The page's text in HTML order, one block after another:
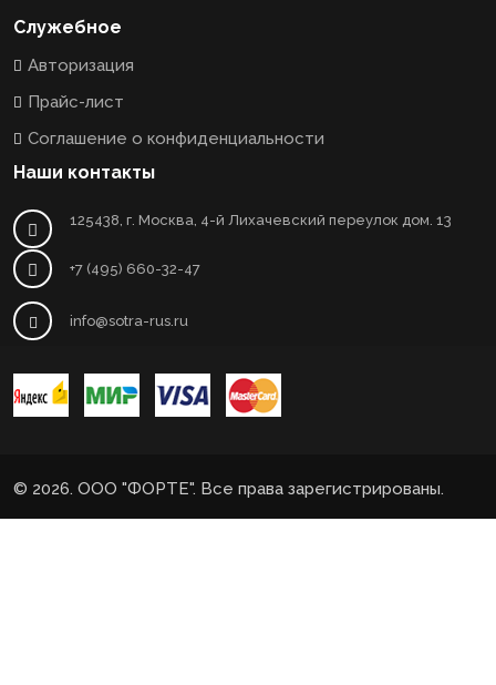
Служебное
Авторизация
Прайс-лист
Соглашение о конфиденциальности
Наши контакты
125438, г. Москва, 4-й Лихачевский переулок дом. 13
+7 (495) 660-32-47
info@sotra-rus.ru
© 2026. ООО "ФОРТЕ". Все права зарегистрированы.